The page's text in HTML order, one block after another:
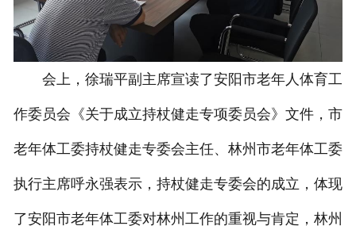
会上，徐瑞平副主席宣读了安阳市老年人体育工
作委员会《关于成立持杖健走专项委员会》文件，市
老年体工委持杖健走专委会主任、林州市老年体工委
执行主席呼永强表示，持杖健走专委会的成立，体现
了安阳市老年体工委对林州工作的重视与肯定，林州